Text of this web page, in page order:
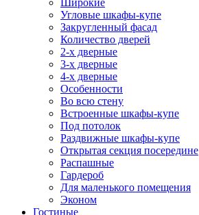
Широкие
Угловые шкафы-купе
Закругленный фасад
Количество дверей
2-х дверные
3-х дверные
4-х дверные
Особенности
Во всю стену
Встроенные шкафы-купе
Под потолок
Раздвижные шкафы-купе
Открытая секция посередине
Распашные
Гардероб
Для маленького помещения
Эконом
Гостиные